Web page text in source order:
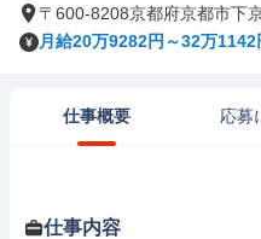
〒600-8208京都府京都市下
月給20万9282円～32万1142
仕事概要 応募
仕事内容